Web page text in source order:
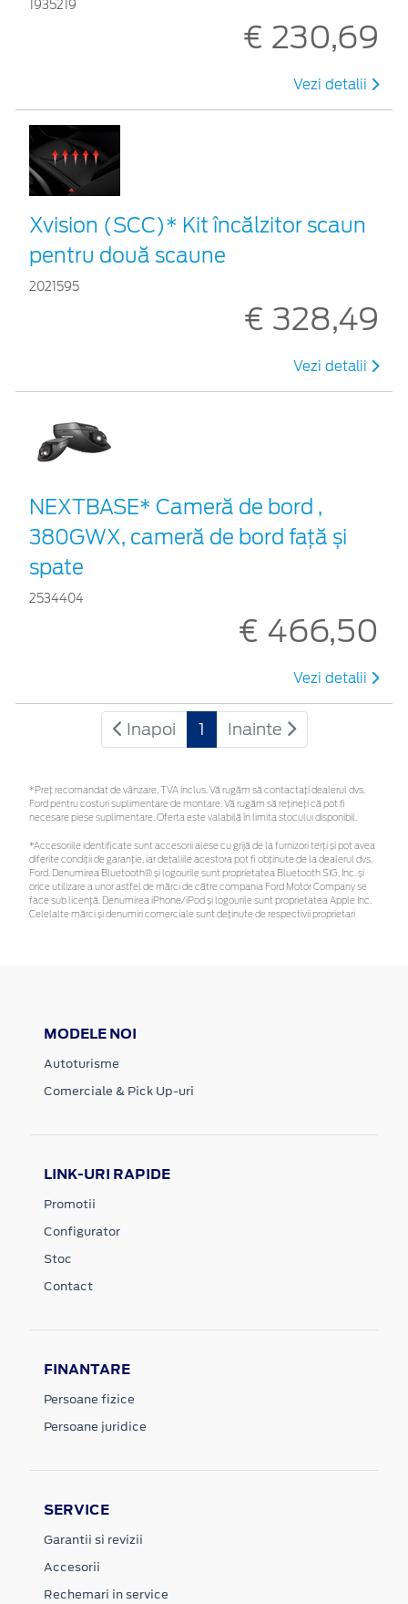
1935219
€ 230,69
Vezi detalii
Xvision (SCC)* Kit încălzitor scaun
pentru două scaune
2021595
€ 328,49
Vezi detalii
NEXTBASE* Cameră de bord ,
380GWX, cameră de bord față și
spate
2534404
€ 466,50
Vezi detalii
Inapoi 1 Inainte
*Preţ recomandat de vânzare, TVA inclus. Vă rugăm să contactaţi dealerul dvs.
Ford pentru costuri suplimentare de montare. Vă rugăm să rețineți că pot fi
necesare piese suplimentare. Oferta este valabilă în limita stocului disponibil.
*Accesoriile identificate sunt accesorii alese cu grijă de la furnizori terți și pot avea
diferite condiții de garanție, iar detaliile acestora pot fi obținute de la dealerul dvs.
Ford. Denumirea Bluetooth® și logourile sunt proprietatea Bluetooth SIG, Inc. și
orice utilizare a unor astfel de mărci de către compania Ford Motor Company se
face sub licență. Denumirea iPhone/iPod și logourile sunt proprietatea Apple Inc.
Celelalte mărci și denumiri comerciale sunt deținute de respectivii proprietari
MODELE NOI
Autoturisme
Comerciale & Pick Up-uri
LINK-URI RAPIDE
Promotii
Configurator
Stoc
Contact
FINANTARE
Persoane fizice
Persoane juridice
SERVICE
Garantii si revizii
Accesorii
Rechemari in service